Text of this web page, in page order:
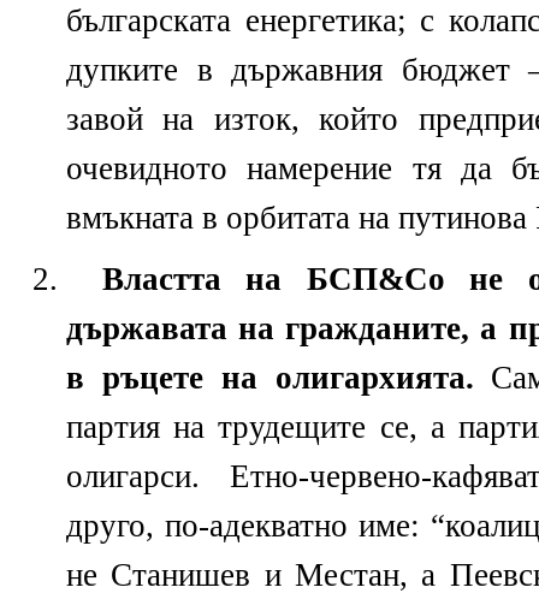
българската енергетика; с
дупките в държавния бюджет
завой на изток, който
очевидното намерение тя да
вмъкната в орбитата на путинова
Властта на БСП&Со не
държавата на гражданите, а
в ръцете на олигархията.
партия на трудещите се, а
олигарси. Етно-червено-
друго, по-адекватно име:
не Станишев и Местан, а